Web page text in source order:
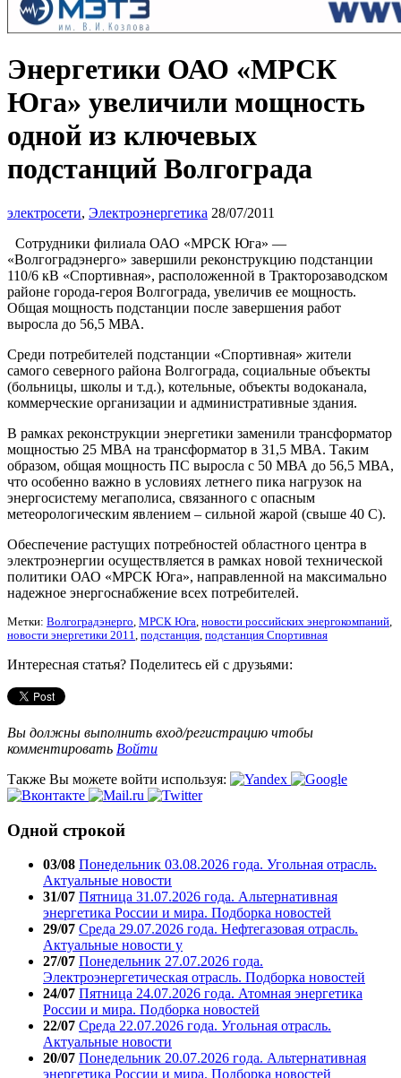
Энергетики ОАО «МРСК
Юга» увеличили мощность
одной из ключевых
подстанций Волгограда
электросети, Электроэнергетика 28/07/2011
Сотрудники филиала ОАО «МРСК Юга» —
«Волгоградэнерго» завершили реконструкцию подстанции
110/6 кВ «Спортивная», расположенной в Тракторозаводском
районе города-героя Волгограда, увеличив ее мощность.
Общая мощность подстанции после завершения работ
выросла до 56,5 МВА.
Среди потребителей подстанции «Спортивная» жители
самого северного района Волгограда, социальные объекты
(больницы, школы и т.д.), котельные, объекты водоканала,
коммерческие организации и административные здания.
В рамках реконструкции энергетики заменили трансформатор
мощностью 25 МВА на трансформатор в 31,5 МВА. Таким
образом, общая мощность ПС выросла с 50 МВА до 56,5 МВА,
что особенно важно в условиях летнего пика нагрузок на
энергосистему мегаполиса, связанного с опасным
метеорологическим явлением – сильной жарой (свыше 40 С).
Обеспечение растущих потребностей областного центра в
электроэнергии осуществляется в рамках новой технической
политики ОАО «МРСК Юга», направленной на максимально
надежное энергоснабжение всех потребителей.
Метки: Волгоградэнерго, МРСК Юга, новости российских энергокомпаний,
новости энергетики 2011, подстанция, подстанция Спортивная
Интересная статья? Поделитесь ей с друзьями:
Вы должны выполнить вход/регистрацию чтобы
комментировать Войти
Также Вы можете войти используя:
Одной строкой
03/08 Понедельник 03.08.2026 года. Угольная отрасль.
Актуальные новости
31/07 Пятница 31.07.2026 года. Альтернативная
энергетика России и мира. Подборка новостей
29/07 Среда 29.07.2026 года. Нефтегазовая отрасль.
Актуальные новости у
27/07 Понедельник 27.07.2026 года.
Электроэнергетическая отрасль. Подборка новостей
24/07 Пятница 24.07.2026 года. Атомная энергетика
России и мира. Подборка новостей
22/07 Среда 22.07.2026 года. Угольная отрасль.
Актуальные новости
20/07 Понедельник 20.07.2026 года. Альтернативная
энергетика России и мира. Подборка новостей